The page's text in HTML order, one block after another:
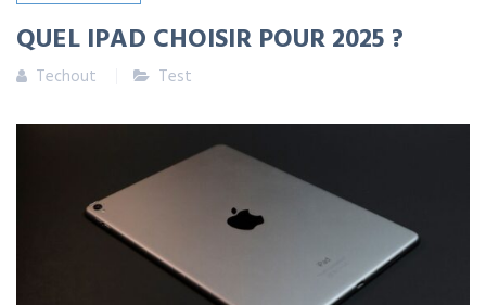
QUEL IPAD CHOISIR POUR 2025 ?
Techout Test